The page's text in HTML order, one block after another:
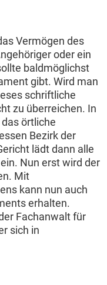
Vermögen des
oder ein
baldmöglichst
gibt. Wird man
schriftliche
zu überreichen. In
örtliche
Bezirk der
lädt dann alle
Nun erst wird der
Mit
kann nun auch
erhalten.
Fachanwalt für
sich in